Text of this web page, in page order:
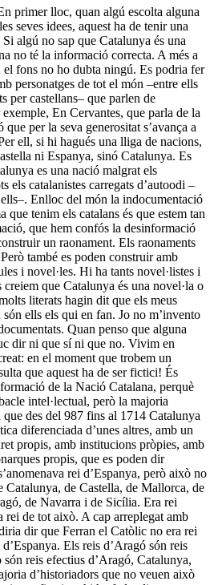
primer lloc, quan algú escolta alguna
seves idees, aquest ha de tenir una
algú no sap que Catalunya és una
no té la informació correcta. A més a
el fons no ho dubta ningú. Es podria fer
personatges de tot el món –entre ells
per castellans– que parlen de
En Cervantes, que parla de la
per la seva generositat s’avança a
ell, si hi hagués una lliga de nacions,
ni Espanya, sinó Catalunya. Es
es una nació malgrat els
els catalanistes carregats d’autoodi –
Enlloc del món la indocumentació
que tenim els catalans és que estem tan
que hem confós la desinformació
un raonament. Els raonaments
també es poden construir amb
i novel·les. Hi ha tants novel·listes i
creiem que Catalunya és una novel·la o
literats hagin dit que els meus
ells els qui en fan. Jo no m’invento
Quan penso que alguna
dir ni que sí ni que no. Vivim en
en el moment que trobem un
que aquest ha de ser fictici! És
de la Nació Catalana, perquè
intel·lectual, però la majoria
des del 987 fins al 1714 Catalunya
diferenciada d’unes altres, amb un
propis, amb institucions pròpies, amb
propis, que es poden dir
rei d’Espanya, però això no
Catalunya, de Castella, de Mallorca, de
de Navarra i de Sicília. Era rei
rei de tot això. A cap arreplegat amb
dir que Ferran el Catòlic no era rei
Els reis d’Aragó són reis
reis efectius d’Aragó, Catalunya,
d’historiadors que no veuen això